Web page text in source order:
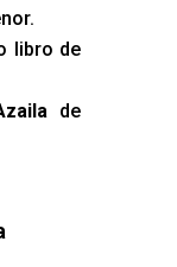
libro de
de